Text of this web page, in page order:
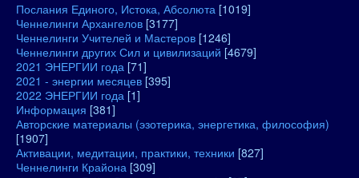
Послания Единого, Истока, Абсолюта [1019]
Ченнелинги Архангелов [3177]
Ченнелинги Учителей и Мастеров [1246]
Ченнелинги других Сил и цивилизаций [4679]
2021 ЭНЕРГИИ года [71]
2021 - энергии месяцев [395]
2022 ЭНЕРГИИ года [1]
Информация [381]
Авторские материалы (эзотерика, энергетика, философия)
[1907]
Активации, медитации, практики, техники [827]
Ченнелинги Крайона [309]